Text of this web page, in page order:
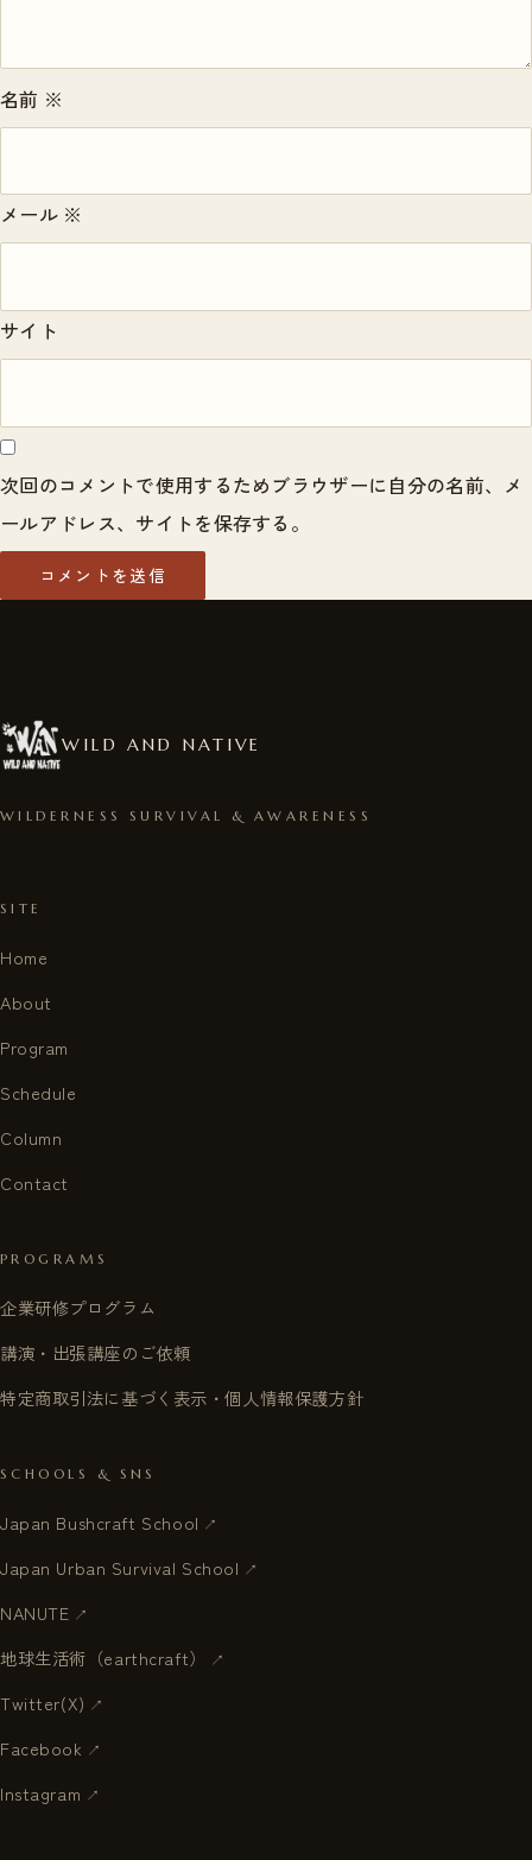
名前 ※
メール ※
サイト
次回のコメントで使用するためブラウザーに自分の名前、メ
ールアドレス、サイトを保存する。
WILD AND NATIVE
WILDERNESS SURVIVAL & AWARENESS
SITE
Home
About
Program
Schedule
Column
Contact
PROGRAMS
企業研修プログラム
講演・出張講座のご依頼
特定商取引法に基づく表示・個人情報保護方針
SCHOOLS & SNS
Japan Bushcraft School
Japan Urban Survival School
NANUTE
地球生活術（earthcraft）
Twitter(X)
Facebook
Instagram